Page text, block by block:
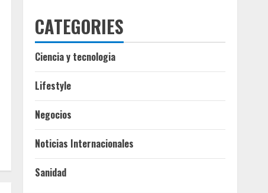
CATEGORIES
Ciencia y tecnologia
Lifestyle
Negocios
Noticias Internacionales
Sanidad